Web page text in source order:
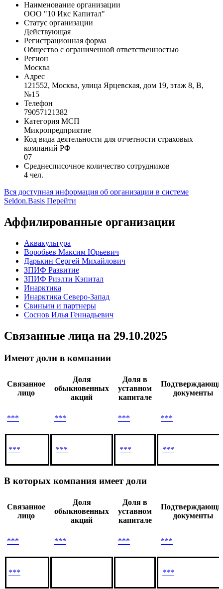
Наименование организации
ООО "10 Икс Капитал"
Статус организации
Действующая
Регистрационная форма
Общество с ограниченной ответственностью
Регион
Москва
Адрес
121552, Москва, улица Ярцевская, дом 19, этаж 8, В,
№15
Телефон
79057121382
Категория МСП
Микропредприятие
Код вида деятельности для отчетности страховых
компаний РФ
07
Среднесписочное количество сотрудников
4 чел.
Вся доступная информация об организации в системе
Seldon.Basis Перейти
Аффилированные организации
Аквакультура
Воробьев Максим Юрьевич
Дарькин Сергей Михайлович
ЗПИФ Развитие
ЗПИФ Риэлти Кэпитал
Инарктика
Инарктика Северо-Запад
Свиньин и партнеры
Соснов Илья Геннадьевич
Связанные лица на 29.10.2025
Имеют доли в компании
Связанное
лицо
Доля
обыкновенных
акций
Доля в
уставном
капитале
документы
*** *** *** ***
*** *** *** ***
В которых компания имеет доли
Связанное
лицо
Доля
обыкновенных
акций
Доля в
уставном
капитале
документы
*** *** *** ***
*** ***